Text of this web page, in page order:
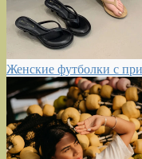
Женские футболки с